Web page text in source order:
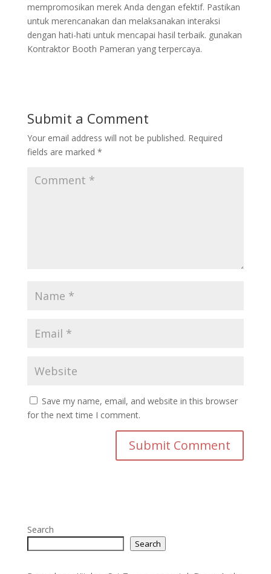
mempromosikan merek Anda dengan efektif. Pastikan
untuk merencanakan dan melaksanakan interaksi
dengan hati-hati untuk mencapai hasil terbaik. gunakan
Kontraktor Booth Pameran yang terpercaya.
Submit a Comment
Your email address will not be published. Required
fields are marked *
Save my name, email, and website in this browser
for the next time I comment.
Search
Search